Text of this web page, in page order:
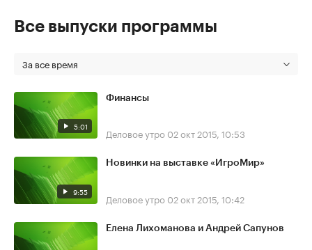
Все выпуски программы
За все время
5:01
Финансы
Деловое утро 02 окт 2015, 10:53
9:55
Новинки на выставке «ИгроМир»
Деловое утро 02 окт 2015, 10:42
Елена Лихоманова и Андрей Сапунов